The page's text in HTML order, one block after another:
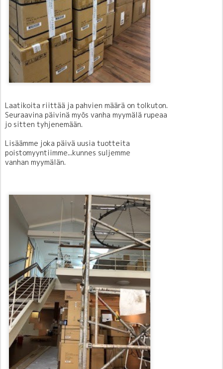
Laatikoita riittää ja pahvien määrä on tolkuton.
Seuraavina päivinä myös vanha myymälä rupeaa
jo sitten tyhjenemään.
Lisäämme joka päivä uusia tuotteita
poistomyyntiimme...kunnes suljemme
vanhan myymälän.